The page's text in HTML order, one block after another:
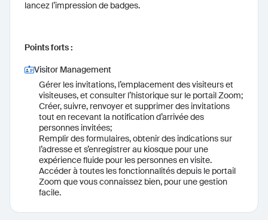
lancez l’impression de badges.
Points forts :
Visitor Management
Gérer les invitations, l’emplacement des visiteurs et
visiteuses, et consulter l’historique sur le portail Zoom;
Créer, suivre, renvoyer et supprimer des invitations
tout en recevant la notification d’arrivée des
personnes invitées;
Remplir des formulaires, obtenir des indications sur
l’adresse et s’enregistrer au kiosque pour une
expérience fluide pour les personnes en visite.
Accéder à toutes les fonctionnalités depuis le portail
Zoom que vous connaissez bien, pour une gestion
facile.